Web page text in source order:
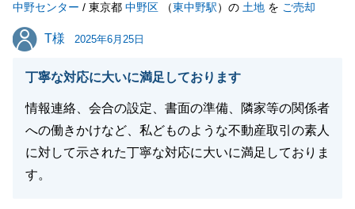
何卒宜しくお願いいたします。
閉じる
中野センター / 東京都 中野区 （東中野駅）の 土地 を ご売却
T様
T様 2025年6月25日
丁寧な対応に大いに満足しております
情報連絡、会合の設定、書面の準備、隣家等の関係者
への働きかけなど、私どものような不動産取引の素人
に対して示された丁寧な対応に大いに満足しておりま
す。